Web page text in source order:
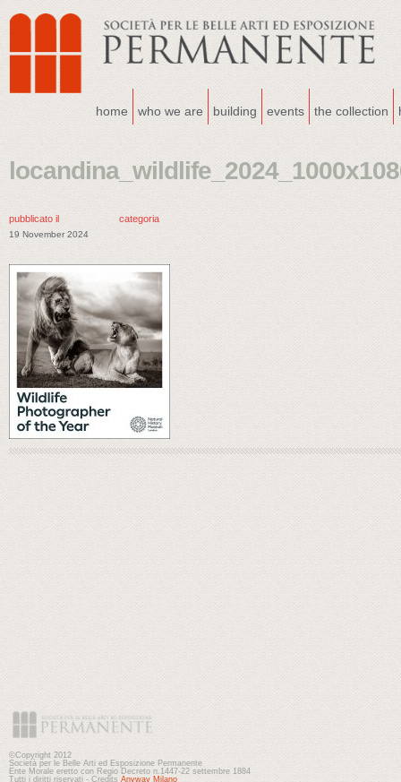
home who we are building events the collection
pubblicato il
19 November 2024
categoria
©Copyright 2012
Società per le Belle Arti ed Esposizione Permanente
Ente Morale eretto con Regio Decreto n.1447-22 settembre 1884
Tutti i diritti riservati - Credits Anyway Milano